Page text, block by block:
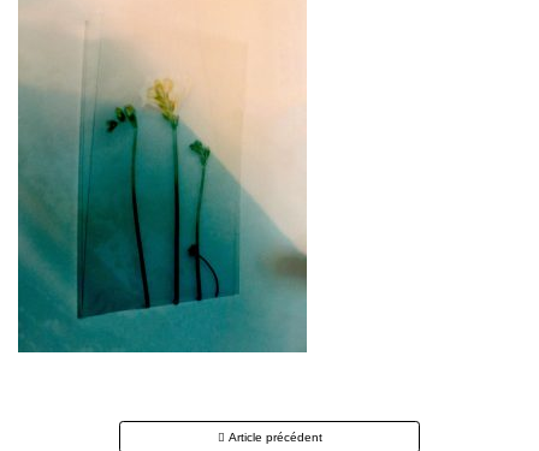
Navigation
Article précédent